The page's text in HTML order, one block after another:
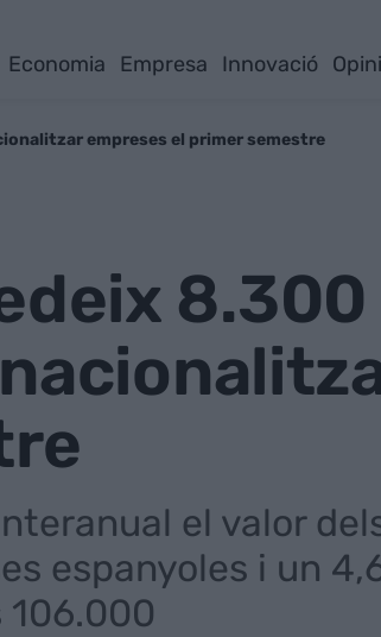
Economia Empresa Innovació
empreses el primer semestre
el valor
espanyoles i un
106.000